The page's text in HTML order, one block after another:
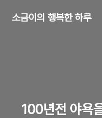
소금이의 행복한 하루
100년전 야욕